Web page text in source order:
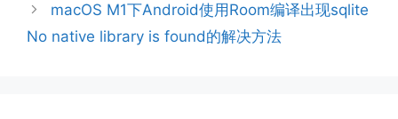
macOS M1下Android使用Room编译出现sqlite
No native library is found的解决方法